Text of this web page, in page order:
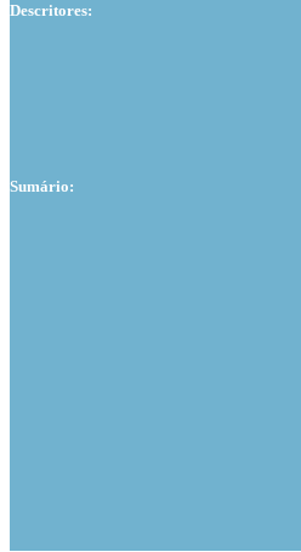
Descritores:
Sumário: